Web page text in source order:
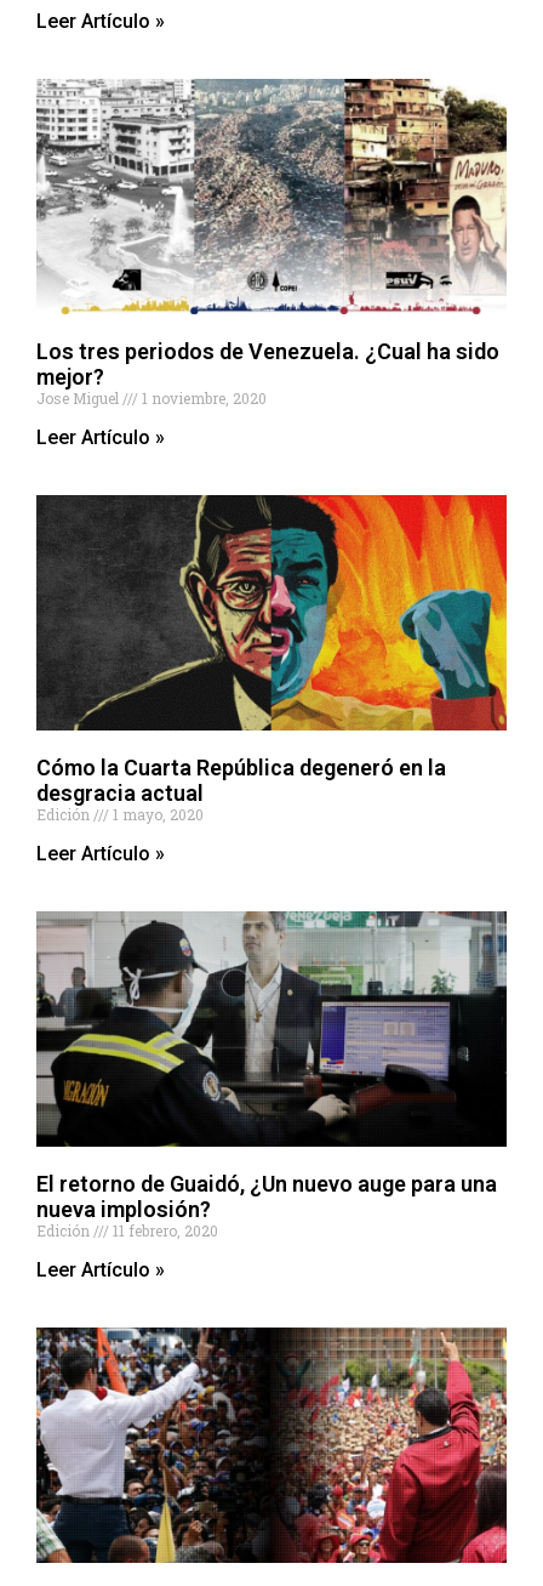
Leer Artículo »
Los tres periodos de Venezuela. ¿Cual ha sido
mejor?
Jose Miguel 1 noviembre, 2020
Leer Artículo »
Cómo la Cuarta República degeneró en la
desgracia actual
Edición 1 mayo, 2020
Leer Artículo »
El retorno de Guaidó, ¿Un nuevo auge para una
nueva implosión?
Edición 11 febrero, 2020
Leer Artículo »